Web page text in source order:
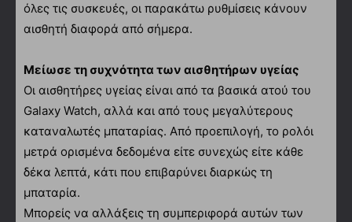
όλες τις συσκευές, οι παρακάτω ρυθμίσεις κάνουν
αισθητή διαφορά από σήμερα.
Μείωσε τη συχνότητα των αισθητήρων υγείας
Οι αισθητήρες υγείας είναι από τα βασικά ατού του
Galaxy Watch, αλλά και από τους μεγαλύτερους
καταναλωτές μπαταρίας. Από προεπιλογή, το ρολόι
μετρά ορισμένα δεδομένα είτε συνεχώς είτε κάθε
δέκα λεπτά, κάτι που επιβαρύνει διαρκώς τη
μπαταρία.
Μπορείς να αλλάξεις τη συμπεριφορά αυτών των